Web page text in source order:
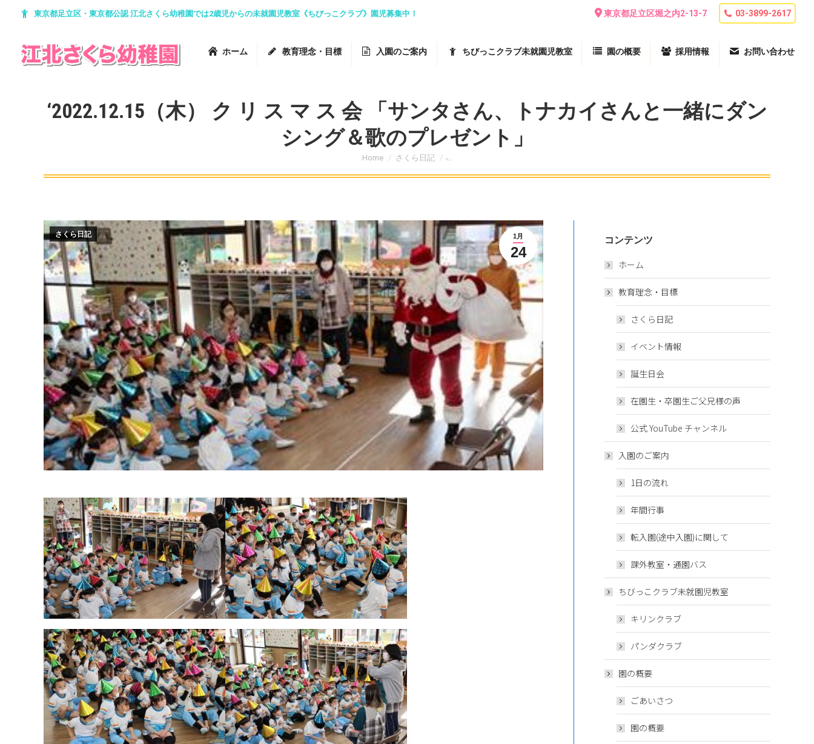
東京都足立区・東京都公認 江北さくら幼稚園では2歳児からの未就園児教室《ちびっこクラブ》園児募集中！ 東京都足立区堀之内2-13-7 03-3899-2617
ホーム 教育理念・目標 入園のご案内 ちびっこクラブ未就園児教室 園の概要 採用情報 お問い合わせ
‘2022.12.15（木） ク リ ス マ ス 会 「サンタさん、トナカイさんと一緒にダン
シング＆歌のプレゼント」
You are here:
Home さくら日記 ̵…
1月
24
さくら日記 コンテンツ
ホーム
教育理念・目標
さくら日記
イベント情報
誕生日会
在園生・卒園生ご父兄様の声
公式 YouTube チャンネル
入園のご案内
1日の流れ
年間行事
転入園(途中入園)に関して
課外教室・通園バス
ちびっこクラブ未就園児教室
キリンクラブ
パンダクラブ
園の概要
ごあいさつ
園の概要